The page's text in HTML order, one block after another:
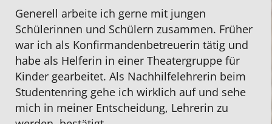
Generell arbeite ich gerne mit jungen
Schülerinnen und Schülern zusammen. Früher
war ich als Konfirmandenbetreuerin tätig und
habe als Helferin in einer Theatergruppe für
Kinder gearbeitet. Als Nachhilfelehrerin beim
Studentenring gehe ich wirklich auf und sehe
mich in meiner Entscheidung, Lehrerin zu